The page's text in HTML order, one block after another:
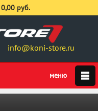
info@koni-store.ru
0,00 руб.